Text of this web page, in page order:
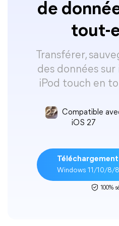
de
tout-
Transférer,
des données sur
iPod touch en
Compatible
iOS 27
Windows 11/10/8/
100%